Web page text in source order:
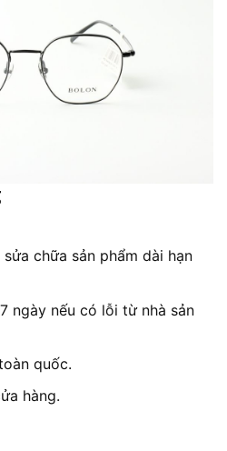
chữa sản phẩm dài hạn
ngày nếu có lỗi từ nhà sản
quốc.
hàng.